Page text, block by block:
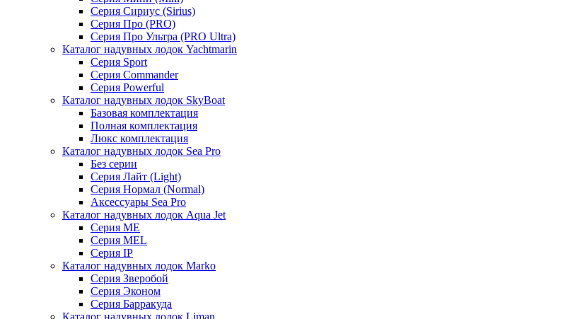
Серия Сириус (Sirius)
Серия Про (PRO)
Серия Про Ультра (PRO Ultra)
Каталог надувных лодок Yachtmarin
Серия Sport
Серия Commander
Серия Powerful
Каталог надувных лодок SkyBoat
Базовая комплектация
Полная комплектация
Люкс комплектация
Каталог надувных лодок Sea Pro
Без серии
Серия Лайт (Light)
Серия Нормал (Normal)
Аксессуары Sea Pro
Каталог надувных лодок Aqua Jet
Серия ME
Серия MEL
Серия IP
Каталог надувных лодок Marko
Серия Зверобой
Серия Эконом
Серия Барракуда
Каталог надувных лодок Liman